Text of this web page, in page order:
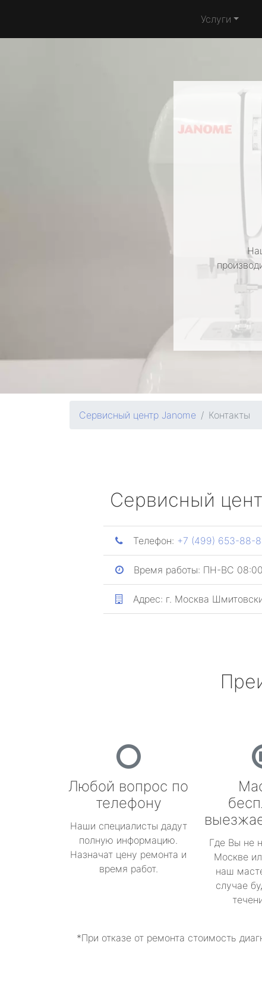
Услуги
Сервисный центр Janome Контакты
Сервисный
Телефон: +7 (499) 653-88-
Время работы: ПН-ВС
Адрес: г. Москва
Любой вопрос по
телефону
Наши специалисты дадут
полную информацию.
Назначат цену ремонта и
время работ.
Где Вы не
Москве
наш
случае
*При отказе от ремонта стоимость